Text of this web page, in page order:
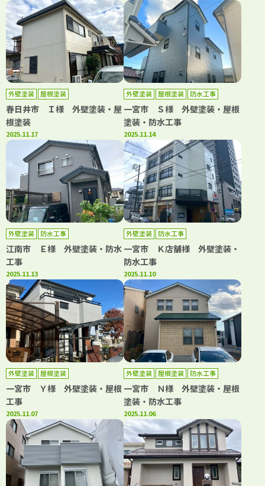
外壁塗装 屋根塗装
春日井市 Ｉ様 外壁塗装・屋
根塗装
2025.11.17
外壁塗装 屋根塗装 防水工事
一宮市 Ｓ様 外壁塗装・屋根
塗装・防水工事
2025.11.14
外壁塗装 防水工事
江南市 Ｅ様 外壁塗装・防水
工事
2025.11.13
外壁塗装 防水工事
一宮市 Ｋ店舗様 外壁塗装・
防水工事
2025.11.10
外壁塗装 屋根塗装
一宮市 Ｙ様 外壁塗装・屋根
工事
2025.11.07
外壁塗装 屋根塗装 防水工事
一宮市 Ｎ様 外壁塗装・屋根
塗装・防水工事
2025.11.06